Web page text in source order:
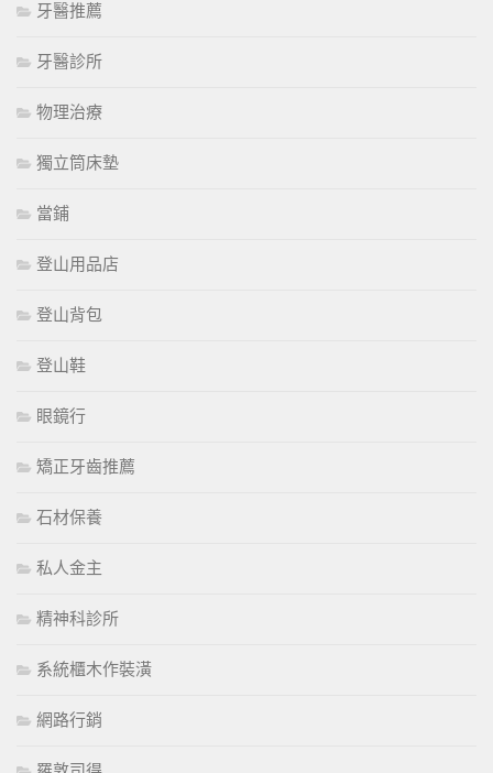
牙醫推薦
牙醫診所
物理治療
獨立筒床墊
當鋪
登山用品店
登山背包
登山鞋
眼鏡行
矯正牙齒推薦
石材保養
私人金主
精神科診所
系統櫃木作裝潢
網路行銷